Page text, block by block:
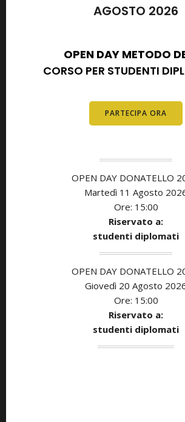
AGOSTO 2026
OPEN DAY METODO
CORSO PER STUDENTI
PARTECIPA ORA
OPEN DAY DONATELLO
Martedì 11 Agosto
Ore: 15:00
Riservato a:
studenti diplomati
OPEN DAY DONATELLO
Giovedì 20 Agosto
Ore: 15:00
Riservato a:
studenti diplomati